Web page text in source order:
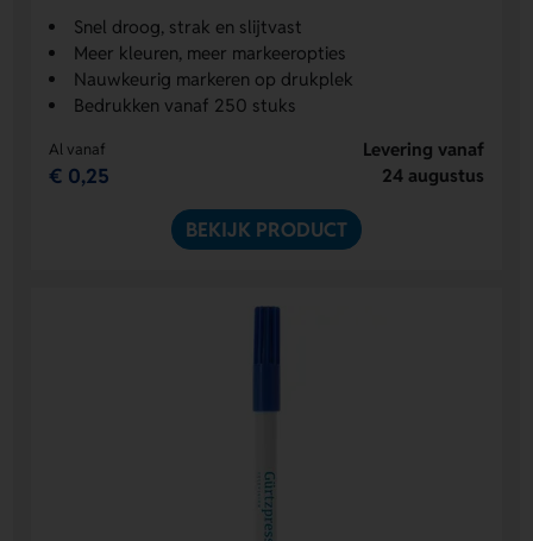
Snel droog, strak en slijtvast
Meer kleuren, meer markeeropties
Nauwkeurig markeren op drukplek
Bedrukken vanaf 250 stuks
Al vanaf
€ 0,25
Levering vanaf
24 augustus
BEKIJK PRODUCT